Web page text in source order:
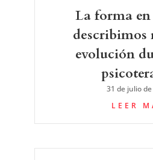
La forma en
describimos
evolución
31 de julio
LEER